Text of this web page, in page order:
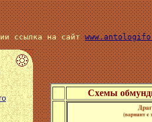
ссылка на сайт
Схемы